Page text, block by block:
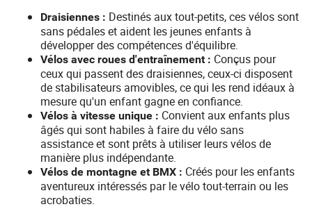
Draisiennes : Destinés aux tout-petits, ces vélos sont
sans pédales et aident les jeunes enfants à
développer des compétences d'équilibre.
Vélos avec roues d'entraînement : Conçus pour
ceux qui passent des draisiennes, ceux-ci disposent
de stabilisateurs amovibles, ce qui les rend idéaux à
mesure qu'un enfant gagne en confiance.
Vélos à vitesse unique : Convient aux enfants plus
âgés qui sont habiles à faire du vélo sans
assistance et sont prêts à utiliser leurs vélos de
manière plus indépendante.
Vélos de montagne et BMX : Créés pour les enfants
aventureux intéressés par le vélo tout-terrain ou les
acrobaties.